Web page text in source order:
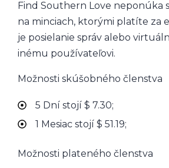
Find Southern Love neponúka
na minciach, ktorými platíte za
je posielanie správ alebo
inému používateľovi.
Možnosti skúšobného členstva
5 Dní stojí $ 7.30;
1 Mesiac stojí $ 51.19;
Možnosti plateného členstva